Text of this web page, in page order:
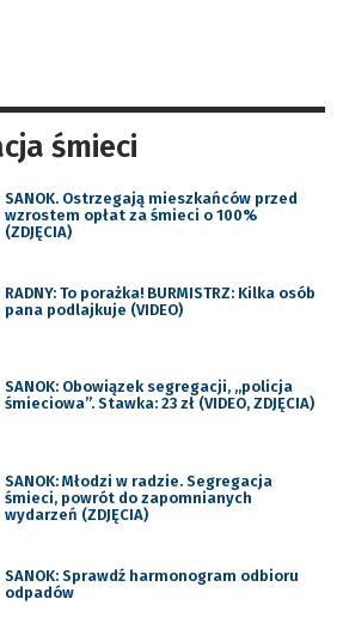
śmieci
SANOK. Ostrzegają mieszkańców przed
wzrostem opłat za śmieci o 100%
(ZDJĘCIA)
RADNY: To porażka! BURMISTRZ: Kilka osób
pana podlajkuje (VIDEO)
SANOK: Obowiązek segregacji, „policja
śmieciowa”. Stawka: 23 zł (VIDEO, ZDJĘCIA)
SANOK: Młodzi w radzie. Segregacja
śmieci, powrót do zapomnianych
wydarzeń (ZDJĘCIA)
SANOK: Sprawdź harmonogram odbioru
odpadów